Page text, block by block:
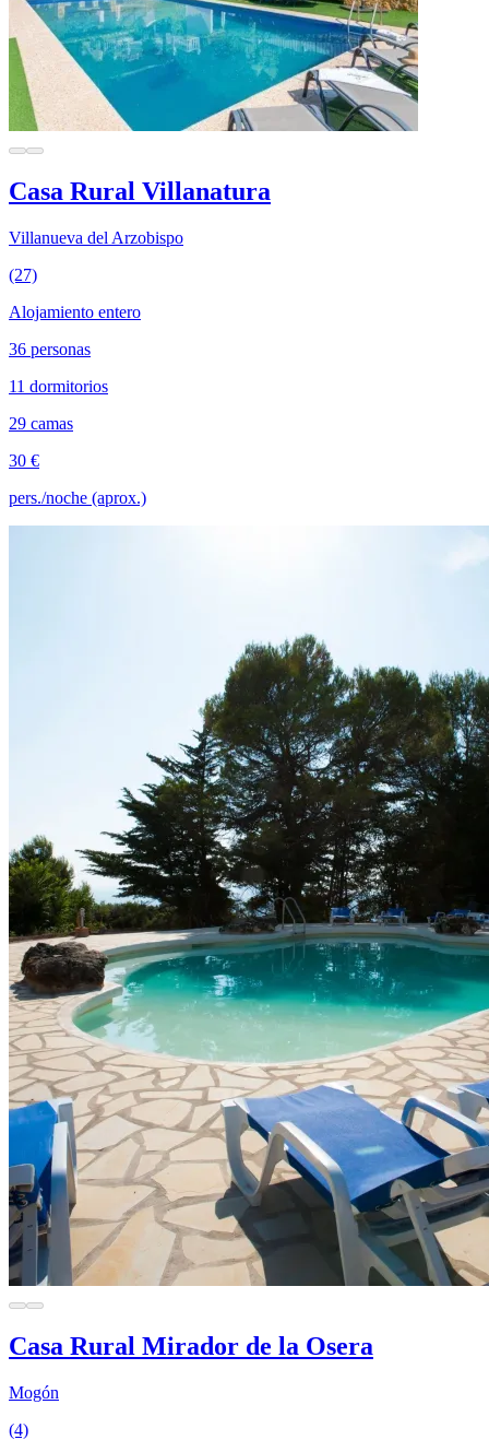
Casa Rural Villanatura
Villanueva del Arzobispo
(27)
Alojamiento entero
36 personas
11 dormitorios
29 camas
30 €
pers./noche (aprox.)
Casa Rural Mirador de la Osera
Mogón
(4)